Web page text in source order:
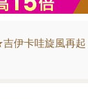
伊卡哇旋風再起